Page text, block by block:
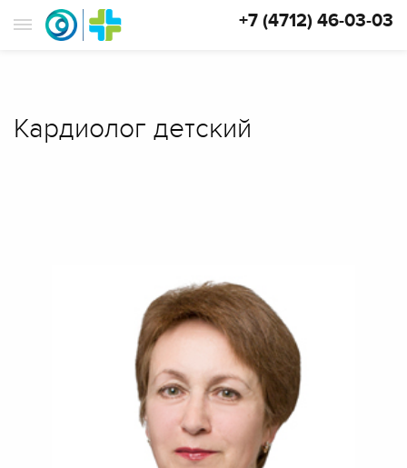
+7 (4712) 46-03-03
Кардиолог детский